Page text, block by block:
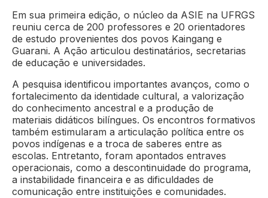
Em sua primeira edição, o núcleo da ASIE na UFRGS
reuniu cerca de 200 professores e 20 orientadores
de estudo provenientes dos povos Kaingang e
Guarani. A Ação articulou destinatários, secretarias
de educação e universidades.
A pesquisa identificou importantes avanços, como o
fortalecimento da identidade cultural, a valorização
do conhecimento ancestral e a produção de
materiais didáticos bilíngues. Os encontros formativos
também estimularam a articulação política entre os
povos indígenas e a troca de saberes entre as
escolas. Entretanto, foram apontados entraves
operacionais, como a descontinuidade do programa,
a instabilidade financeira e as dificuldades de
comunicação entre instituições e comunidades.